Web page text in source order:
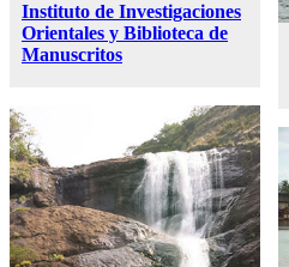
Instituto de Investigaciones
Orientales y Biblioteca de
Manuscritos